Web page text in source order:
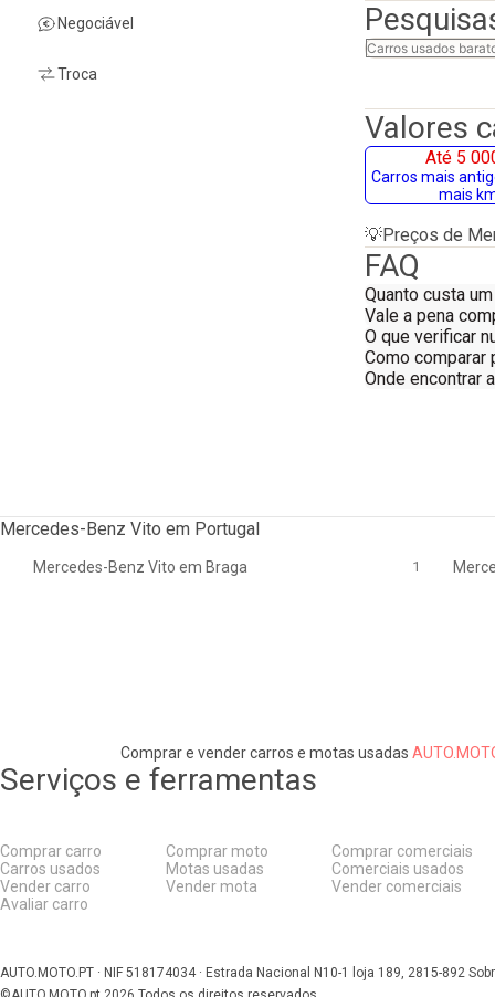
Negociável
Troca
Carros usados
Valores
Até 5
Carros mais
mais
💡Preços de
FAQ
Quanto custa
Vale a pena
O que verificar
Como
Onde encontrar
Mercedes-Benz Vito em Portugal
Mercedes-Benz Vito em Braga 1
Comprar e vender carros e motas usadas
Serviços e ferramentas
Comprar carro
Carros usados
Vender carro
Avaliar carro
Comprar moto
Motas usadas
Vender mota
Comprar comerciais
Comerciais usados
Vender comerciais
AUTO.MOTO.PT · NIF 518174034 · Estrada Nacional N10-1 loja 189, 2815-892